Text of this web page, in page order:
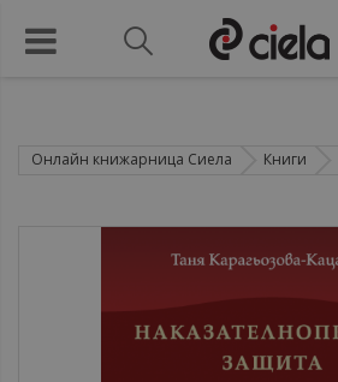
Онлайн книжарница Сиела Книги